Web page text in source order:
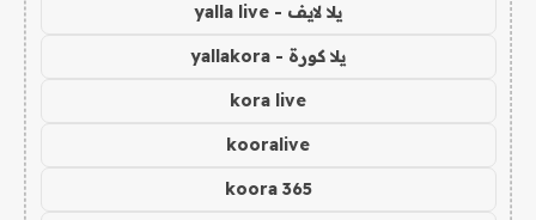
يلا لايف - yalla live
يلا كورة - yallakora
kora live
kooralive
koora 365